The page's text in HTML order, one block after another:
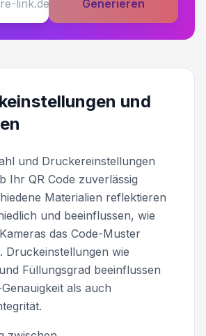
Generieren
und
und Druckereinstellungen
Ihr QR Code zuverlässig
Materialien reflektieren
und beeinflussen, wie
das Code-Muster
Druckeinstellungen wie
Füllungsgrad beeinflussen
als auch